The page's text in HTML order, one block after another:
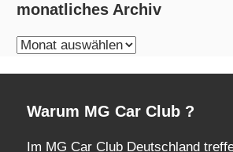
monatliches Archiv
monatliches
Warum MG Car Club ?
Im MG Car Club Deutschland